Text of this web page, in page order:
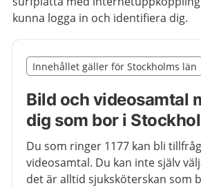
kunna logga in och identifiera dig.
Nedan innehåll gäller region
Innehållet gäller för Stockholms län
Bild och videosamtal
dig som bor i
Du som ringer 1177 kan bli
videosamtal. Du kan inte själv
det är alltid sjuksköterskan som
Slut på det regionala tillägget